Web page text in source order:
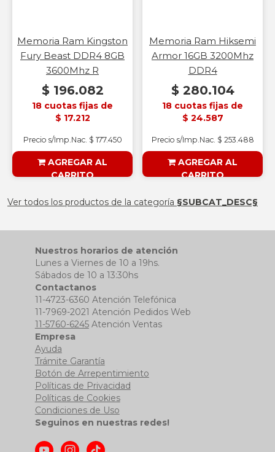
Memoria Ram Kingston
Fury Beast DDR4 8GB
3600Mhz R
$ 196.082
18 cuotas fijas de
$ 17.212
Precio s/Imp.Nac. $ 177.450
AGREGAR AL
CARRITO
Memoria Ram Hiksemi
Armor 16GB 3200Mhz
DDR4
$ 280.104
18 cuotas fijas de
$ 24.587
Precio s/Imp.Nac. $ 253.488
AGREGAR AL
CARRITO
Ver todos los productos de la categoría §SUBCAT_DESC§
Nuestros horarios de atención
Lunes a Viernes de 10 a 19hs.
Sábados de 10 a 13:30hs
Contactanos
11-4723-6360 Atención Telefónica
11-7969-2021 Atención Pedidos Web
11-5760-6245Atención Ventas
Empresa
Ayuda
Trámite Garantía
Botón de Arrepentimiento
Políticas de Privacidad
Políticas de Cookies
Condiciones de Uso
Seguinos en nuestras redes!